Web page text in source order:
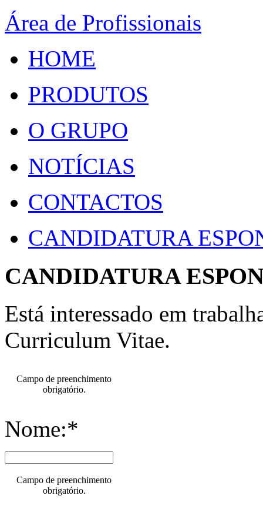
Área de Profissionais
HOME
PRODUTOS
O GRUPO
NOTÍCIAS
CONTACTOS
CANDIDATURA
CANDIDATURA
Está interessado em
Curriculum Vitae.
Campo de preenchimento
obrigatório.
Nome:*
Campo de preenchimento
obrigatório.